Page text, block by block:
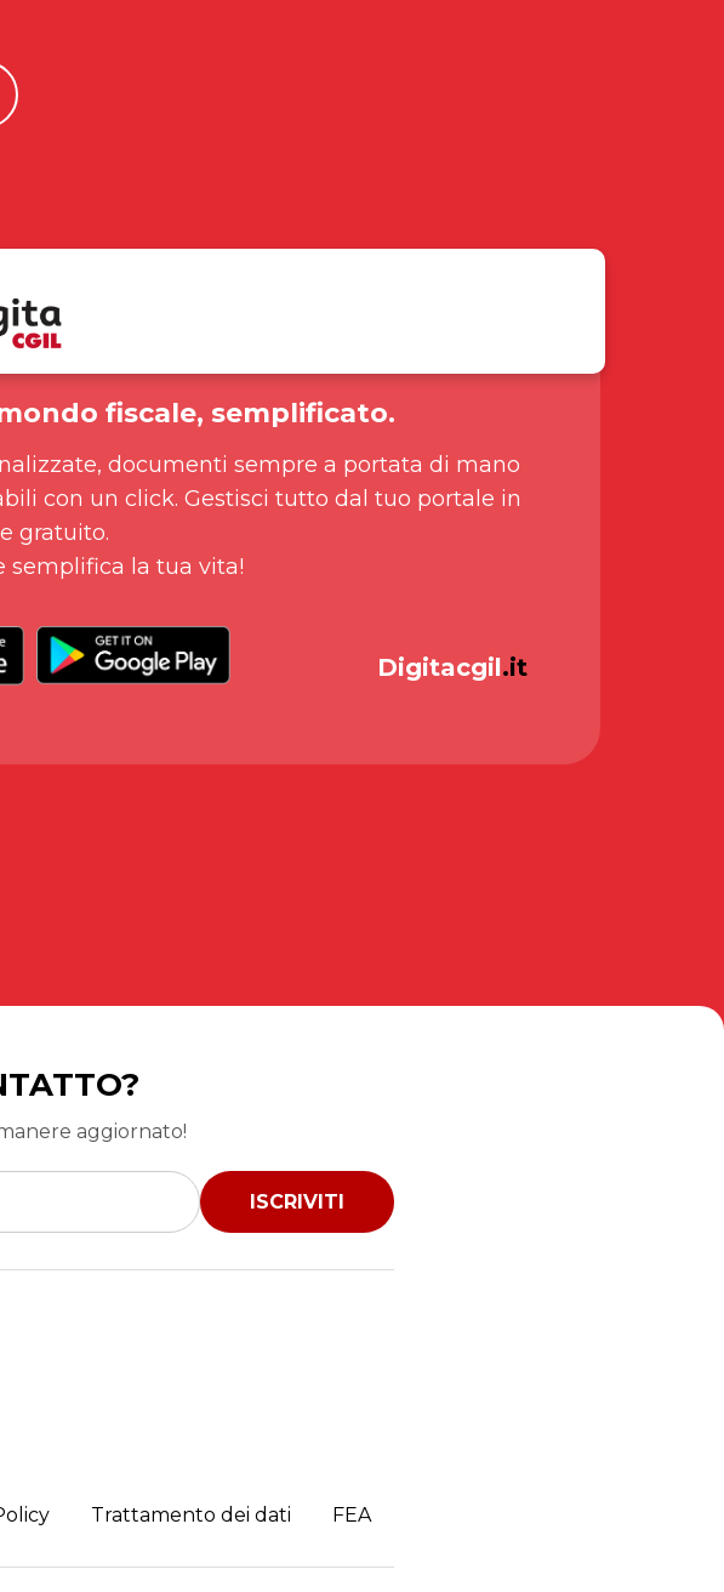
fiscale, semplificato.
documenti sempre a portata di mano
con un click. Gestisci tutto dal tuo portale in
gratuito.
semplifica la tua vita!
Digitacgil.it
aggiornato!
ISCRIVITI
Trattamento dei dati FEA